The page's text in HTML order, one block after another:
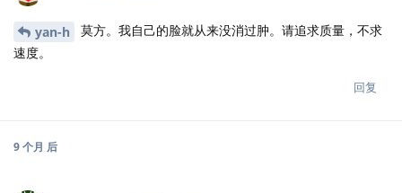
yan-h
莫方。我自己的脸就从来没消过肿。请追求质量，不求
速度。
回复
9 个月 后